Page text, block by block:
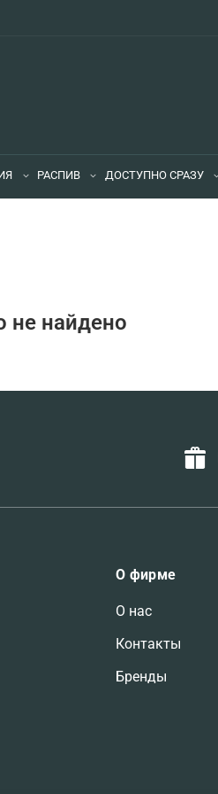
РАСПИВ ДОСТУПНО СРАЗУ
не найдено
О фирме
О нас
Контакты
Бренды